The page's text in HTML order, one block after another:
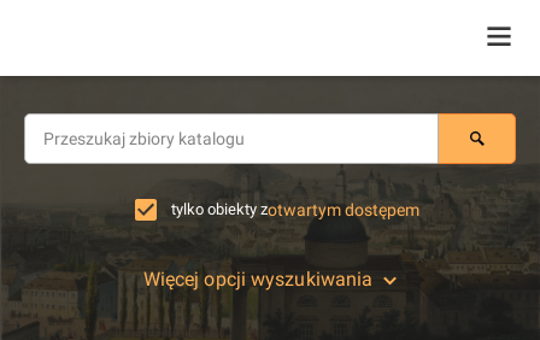
tylko obiekty zotwartym dostępem
Więcej opcji wyszukiwania